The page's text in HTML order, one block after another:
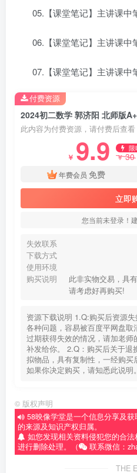
05.【课堂笔记】主讲课中
06.【课堂笔记】主讲课中
07.【课堂笔记】主讲课中
此内容为付费资源，请付费后查看
￥ 9.9 限
￥30
年费会员 免费
立即
您当前未登录！
失效联系
下载方式
使用环境
购买说明
此非实物交易，具
请考虑好再购买!
资源下载说明 1.Q:购买后资源
各种问题，容易被百度平网盘
过期获得失效的情况，请加老
补发给你。 2.Q：购买后关于退
拟物品，具有复制性，一经购买
如果你决定购买，请知悉此说明。
付费资源
© 版权声明
58映像学堂是一个信息分享及
的来源及知识产权归属。
如您发现相关资料侵犯您的合
进行删除处理。（
联系微信：
THE